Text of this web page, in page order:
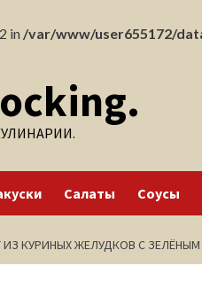
in /var/www/user655172/
Салаты Соусы
ИЗ КУРИНЫХ ЖЕЛУДКОВ С